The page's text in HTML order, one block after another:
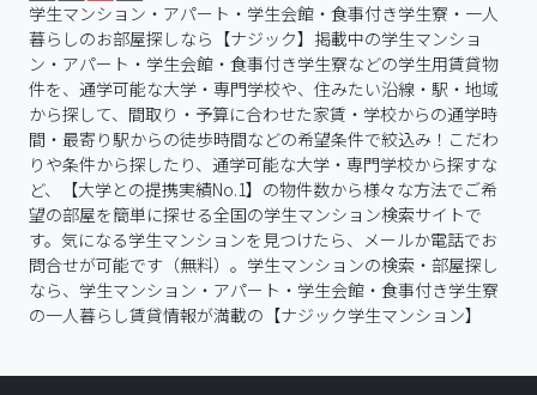
学生マンション・アパート・学生会館・食事付き学生寮・一人
暮らしのお部屋探しなら【ナジック】掲載中の学生マンショ
ン・アパート・学生会館・食事付き学生寮などの学生用賃貸物
件を、通学可能な大学・専門学校や、住みたい沿線・駅・地域
から探して、間取り・予算に合わせた家賃・学校からの通学時
間・最寄り駅からの徒歩時間などの希望条件で絞込み！こだわ
りや条件から探したり、通学可能な大学・専門学校から探すな
ど、【大学との提携実績No.1】の物件数から様々な方法でご希
望の部屋を簡単に探せる全国の学生マンション検索サイトで
す。気になる学生マンションを見つけたら、メールか電話でお
問合せが可能です（無料）。学生マンションの検索・部屋探し
なら、学生マンション・アパート・学生会館・食事付き学生寮
の一人暮らし賃貸情報が満載の【ナジック学生マンション】